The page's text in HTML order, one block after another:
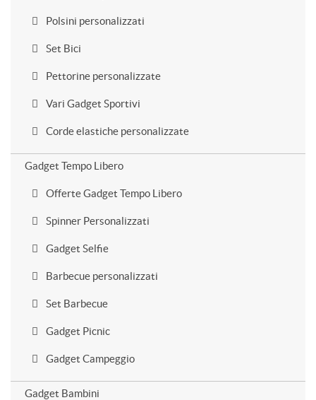
Polsini personalizzati
Set Bici
Pettorine personalizzate
Vari Gadget Sportivi
Corde elastiche personalizzate
Gadget Tempo Libero
Offerte Gadget Tempo Libero
Spinner Personalizzati
Gadget Selfie
Barbecue personalizzati
Set Barbecue
Gadget Picnic
Gadget Campeggio
Gadget Bambini